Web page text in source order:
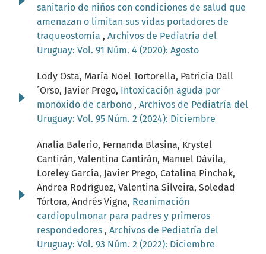
sanitario de niños con condiciones de salud que
amenazan o limitan sus vidas portadores de
traqueostomía , Archivos de Pediatría del
Uruguay: Vol. 91 Núm. 4 (2020): Agosto
Lody Osta, María Noel Tortorella, Patricia Dall
´Orso, Javier Prego, Intoxicación aguda por
monóxido de carbono , Archivos de Pediatría del
Uruguay: Vol. 95 Núm. 2 (2024): Diciembre
Analía Balerio, Fernanda Blasina, Krystel
Cantirán, Valentina Cantirán, Manuel Dávila,
Loreley García, Javier Prego, Catalina Pinchak,
Andrea Rodríguez, Valentina Silveira, Soledad
Tórtora, Andrés Vigna, Reanimación
cardiopulmonar para padres y primeros
respondedores , Archivos de Pediatría del
Uruguay: Vol. 93 Núm. 2 (2022): Diciembre